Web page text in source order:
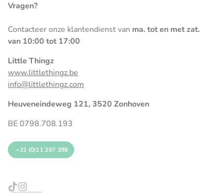
Vragen?
Contacteer onze klantendienst van ma. tot en met zat.
van 10:00 tot 17:00
Little Thingz
www.littlethingz.be
info@littlethingz.com
Heuveneindeweg 121, 3520 Zonhoven
BE 0798.708.193
+32 (0)11 397 398